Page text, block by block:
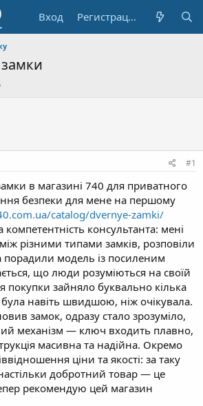
Вход Регистрация
#1
в магазині 740 для приватного
безпеки для мене на першому
catalog/dvernye-zamki/
консультанта: мені
різними типами замків, розповіли
порадили модель із посиленим
що люди розуміються на своїй
покупки зайняло буквально кілька
навіть швидшою, ніж очікувала.
замок, одразу стало зрозуміло,
механізм — ключ входить плавно,
масивна та надійна. Окремо
ціни та якості: за таку
добротний товар — це
рекомендую цей магазин